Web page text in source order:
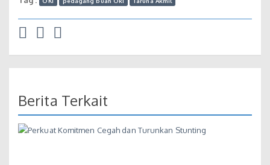
Berita Terkait